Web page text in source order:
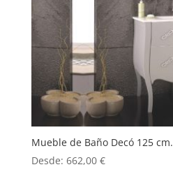
Mueble de Baño Decó 125 cm.
Desde: 662,00 €